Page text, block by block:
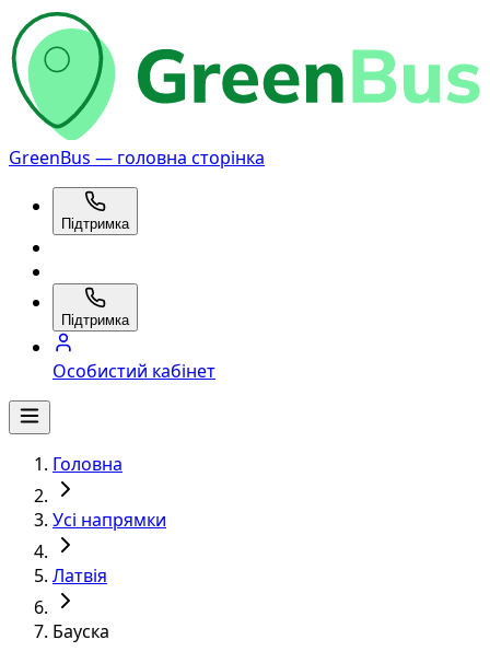
GreenBus — головна сторінка
Підтримка
Підтримка
Особистий кабінет
Головна
Усі напрямки
Латвія
Бауска